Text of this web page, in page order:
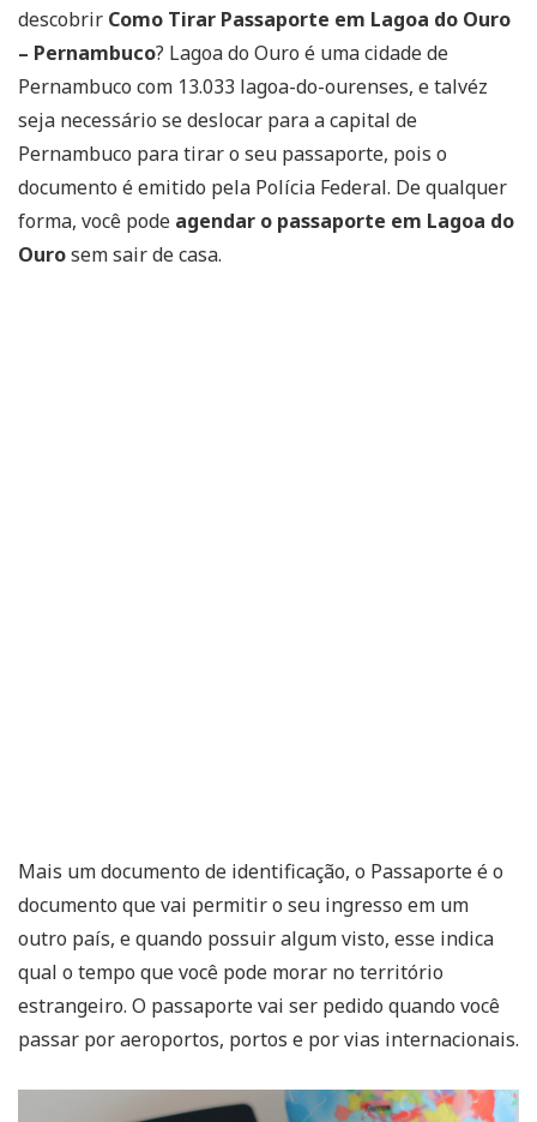
descobrir Como Tirar Passaporte em Lagoa do Ouro
– Pernambuco? Lagoa do Ouro é uma cidade de
Pernambuco com 13.033 lagoa-do-ourenses, e talvéz
seja necessário se deslocar para a capital de
Pernambuco para tirar o seu passaporte, pois o
documento é emitido pela Polícia Federal. De qualquer
forma, você pode agendar o passaporte em Lagoa do
Ourosem sair de casa.
Mais um documento de identificação, o Passaporte é o
documento que vai permitir o seu ingresso em um
outro país, e quando possuir algum visto, esse indica
qual o tempo que você pode morar no território
estrangeiro. O passaporte vai ser pedido quando você
passar por aeroportos, portos e por vias internacionais.